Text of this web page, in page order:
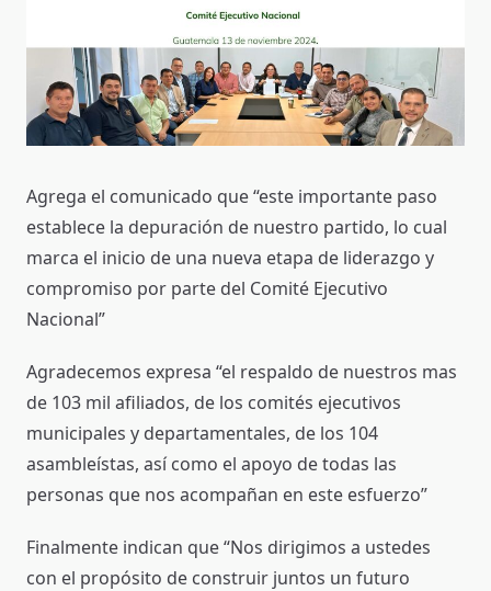
Agrega el comunicado que “este importante paso
establece la depuración de nuestro partido, lo cual
marca el inicio de una nueva etapa de liderazgo y
compromiso por parte del Comité Ejecutivo
Nacional”
Agradecemos expresa “el respaldo de nuestros mas
de 103 mil afiliados, de los comités ejecutivos
municipales y departamentales, de los 104
asambleístas, así como el apoyo de todas las
personas que nos acompañan en este esfuerzo”
Finalmente indican que “Nos dirigimos a ustedes
con el propósito de construir juntos un futuro